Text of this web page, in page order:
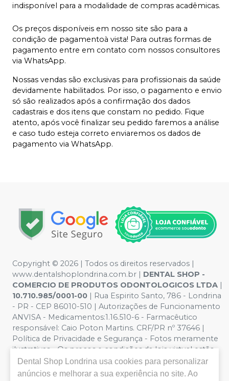
indisponível para a modalidade de compras acadêmicas.
Os preços disponíveis em nosso site são para a
condição de pagamentoà vista! Para outras formas de
pagamento entre em contato com nossos consultores
via WhatsApp.
Nossas vendas são exclusivas para profissionais da saúde
devidamente habilitados. Por isso, o pagamento e envio
só são realizados após a confirmação dos dados
cadastrais e dos itens que constam no pedido. Fique
atento, após você finalizar seu pedido faremos a análise
e caso tudo esteja correto enviaremos os dados de
pagamento via WhatsApp.
Copyright © 2026 | Todos os direitos reservados |
www.dentalshoplondrina.com.br | DENTAL SHOP -
COMERCIO DE PRODUTOS ODONTOLOGICOS LTDA |
10.710.985/0001-00 | Rua Espirito Santo, 786 - Londrina
- PR - CEP 86010-510 | Autorizações de Funcionamento
ANVISA - Medicamentos:1.16.510-6 - Farmacêutico
responsável: Caio Poton Martins. CRF/PR nº 37646 |
Política de Privacidade e Segurança - Fotos meramente
ilustrativas - Os preços e condições da loja virtual estão
sujeitos a alterações. Em caso de divergência de preços
no site, o valor válido é o do Carrinho de Compra. Não
Dental Shop Londrina usa cookies para personalizar
anúncios e melhorar a sua experiência no site. Ao